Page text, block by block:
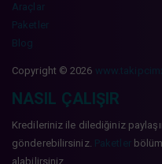
Araçlar
Paketler
Blog
Copyright © 2026
NASIL ÇALIŞIR
Kredileriniz ile dilediğiniz
gönderebilirsiniz. Paketler
alabilirsiniz.